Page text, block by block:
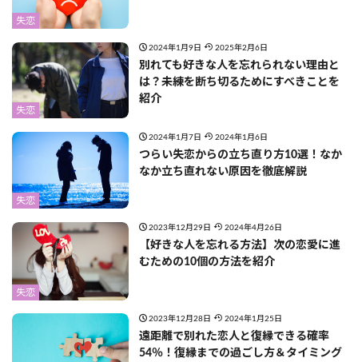
失恋
失恋
2024年1月9日 2025年2月6日
別れても好きな人を忘れられない理由と
は？未練を断ち切るためにすべきことを
紹介
失恋
2024年1月7日 2024年1月6日
つらい失恋からの立ち直り方10選！なか
なか立ち直れない原因を徹底解説
失恋
2023年12月29日 2024年4月26日
【好きな人を忘れる方法】次の恋愛に進
むための10個の方法を紹介
2023年12月28日 2024年1月25日
遠距離で別れた恋人と復縁できる確率
54％！復縁までの過ごし方＆タイミング